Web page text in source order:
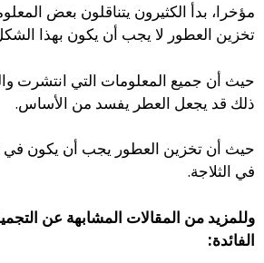
مؤخرا، بدأ الكثيرون يتناقلون بعض
تخزين العطور لا يجب أن يكون بهذا
حيث أن جميع المعلومات التي انتشرت
ذلك قد يجعل العطر يفسد من الأساس.
حيث أن تخزين العطور يجب أن يكون في
في الثلاجة.
وللمزيد من المقالات المشابهة عن
الفائدة: